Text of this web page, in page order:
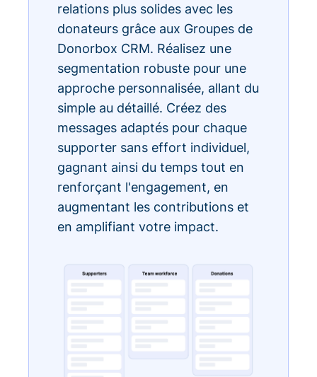
relations plus solides avec les
donateurs grâce aux Groupes de
Donorbox CRM. Réalisez une
segmentation robuste pour une
approche personnalisée, allant du
simple au détaillé. Créez des
messages adaptés pour chaque
supporter sans effort individuel,
gagnant ainsi du temps tout en
renforçant l'engagement, en
augmentant les contributions et
en amplifiant votre impact.